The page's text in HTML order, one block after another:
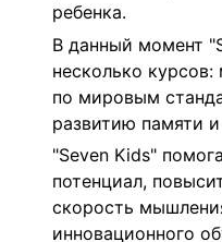
ребенка.
В данный момент
несколько
по мировым
развитию памяти
"Seven Kids"
потенциал,
скорость
инновационного